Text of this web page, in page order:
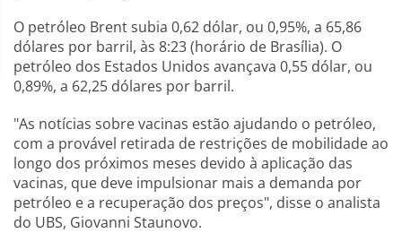
O petróleo Brent subia 0,62 dólar, ou 0,95%, a 65,86
dólares por barril, às 8:23 (horário de Brasília). O
petróleo dos Estados Unidos avançava 0,55 dólar, ou
0,89%, a 62,25 dólares por barril.
"As notícias sobre vacinas estão ajudando o petróleo,
com a provável retirada de restrições de mobilidade ao
longo dos próximos meses devido à aplicação das
vacinas, que deve impulsionar mais a demanda por
petróleo e a recuperação dos preços", disse o analista
do UBS, Giovanni Staunovo.